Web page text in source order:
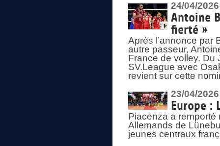
24/04/2026
Antoine
fierté »
Après l’annonce par
autre passeur,
France de volley. Du
SV.League avec
revient sur cette
23/04/2026
Europe :
Piacenza a remporté
Allemands de
jeunes centraux